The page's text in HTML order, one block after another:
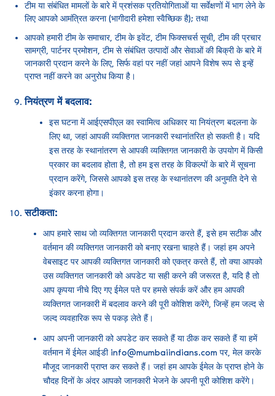
टीम या संबंधित मामलों के बारे में प्रशंसक प्रतियोगिताओं या सर्वेक्षणों में भाग लेने के
लिए आपको आमंत्रित करना (भागीदारी हमेशा स्वैच्छिक है); तथा
आपको हमारी टीम के समाचार, टीम के इवेंट, टीम फिक्सचर्स सूची, टीम की प्रचार
सामग्री, पार्टनर प्रमोशन, टीम से संबंधित उत्पादों और सेवाओं की बिक्री के बारे में
जानकारी प्रदान करने के लिए, सिर्फ वहां पर नहीं जहां आपने विशेष रूप से इन्हें
प्राप्त नहीं करने का अनुरोध किया है।
नियंत्रण में बदलाव:
इस घटना में आईएसपीएल का स्वामित्व अधिकार या नियंत्रण बदलना के
लिए था, जहां आपकी व्यक्तिगत जानकारी स्थानांतरित हो सकती है। यदि
इस तरह के स्थानांतरण से आपकी व्यक्तिगत जानकारी के उपयोग में किसी
प्रकार का बदलाव होता है, तो हम इस तरह के विकल्पों के बारे में सूचना
प्रदान करेंगे, जिससे आपको इस तरह के स्थानांतरण की अनुमति देने से
इंकार करना होगा।
सटीकता:
आप हमारे साथ जो व्यक्तिगत जानकारी प्रदान करते हैं, इसे हम सटीक और
वर्तमान की व्यक्तिगत जानकारी को बनाए रखना चाहते हैं। जहां हम अपने
वेबसाइट पर आपकी व्यक्तिगत जानकारी को एकत्र करते हैं, तो क्या आपको
उस व्यक्तिगत जानकारी को अपडेट या सही करने की जरूरत है, यदि है तो
आप कृपया नीचे दिए गए ईमेल पते पर हमसे संपर्क करें और हम आपकी
व्यक्तिगत जानकारी में बदलाव करने की पूरी कोशिश करेंगे, जिन्हें हम जल्द से
जल्द व्यवहारिक रूप से पकड़ लेते हैं।
आप अपनी जानकारी को अपडेट कर सकते हैं या ठीक कर सकते हैं या हमें
वर्तमान में ईमेल आईडी info@mumbaiindians.com पर, मेल करके
मौजूद जानकारी प्राप्त कर सकते हैं। जहां हम आपके ईमेल के प्राप्त होने के
चौदह दिनों के अंदर आपको जानकारी भेजने के अपनी पूरी कोशिश करेंगे।